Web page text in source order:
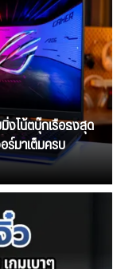
งโน้ตบุ๊กเรือธงสุด
มาเต็มครบ